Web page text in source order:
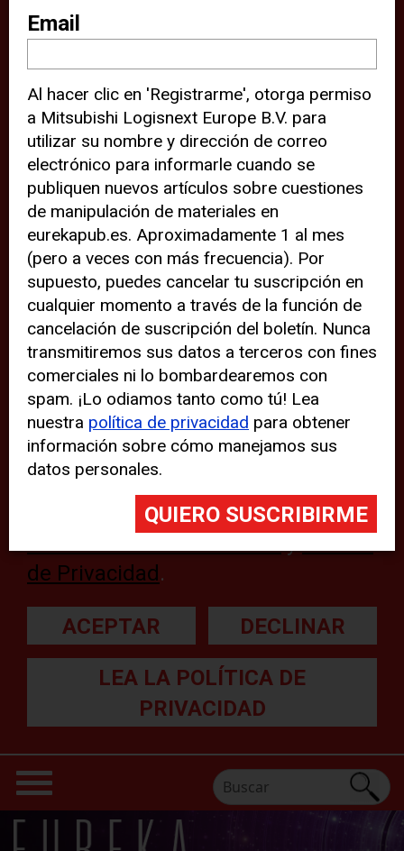
sitio web (por ejemplo, ofreciéndole
información de ubicación). Estas
terceras partes también definen
cookies en su dispositivo y pueden
rastrear su comportamiento en
internet. Al hacer clic en “Aceptar”,
significa que está de acuerdo con el
uso de cookies analíticas y de
terceros para tener una experiencia
óptima en nuestro sitio web. Si
elige “Declinar” el uso de cookies
analíticas y de terceros, evitará que
terceras partes rastreen su
comportamiento en nuestro sitio
web, aunque pueden aparecer
problemas técnicos con el sitio
web. Para obtener más
información, lea nuestra
de Privacidad .
ACEPTAR DECLINAR
LEA LA POLÍTICA DE
PRIVACIDAD
Email
Al hacer clic en 'Registrarme', otorga permiso
a Mitsubishi Logisnext Europe B.V. para
utilizar su nombre y dirección de correo
electrónico para informarle cuando se
publiquen nuevos artículos sobre cuestiones
de manipulación de materiales en
eurekapub.es. Aproximadamente 1 al mes
(pero a veces con más frecuencia). Por
supuesto, puedes cancelar tu suscripción en
cualquier momento a través de la función de
cancelación de suscripción del boletín. Nunca
transmitiremos sus datos a terceros con fines
comerciales ni lo bombardearemos con
spam. ¡Lo odiamos tanto como tú! Lea
nuestra política de privacidad para obtener
información sobre cómo manejamos sus
datos personales.